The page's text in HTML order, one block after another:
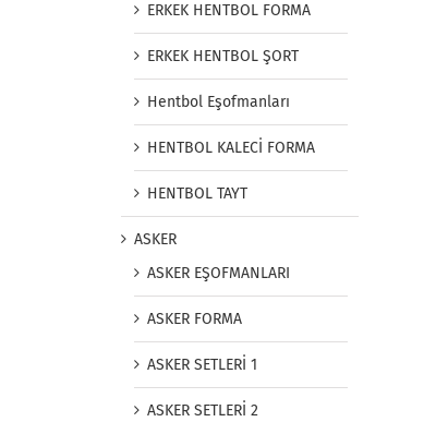
ERKEK HENTBOL FORMA
ERKEK HENTBOL ŞORT
Hentbol Eşofmanları
HENTBOL KALECİ FORMA
HENTBOL TAYT
ASKER
ASKER EŞOFMANLARI
ASKER FORMA
ASKER SETLERİ 1
ASKER SETLERİ 2